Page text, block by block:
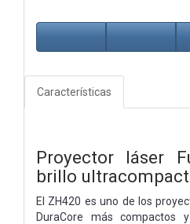
Características
Proyector láser
brillo
El ZH420 es uno de los
DuraCore más compactos